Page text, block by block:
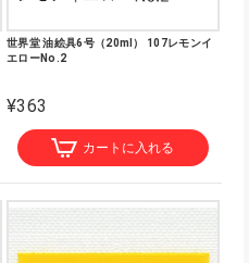
世界堂 油絵具6号（20ml） 107レモンイ
エローNo.2
¥363
カートに入れる